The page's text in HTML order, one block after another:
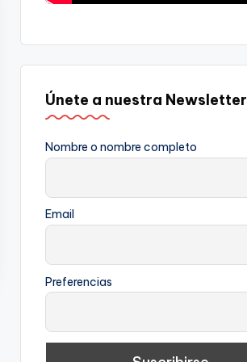
Únete a nuestra Newsletter
Nombre o nombre completo
Email
Preferencias